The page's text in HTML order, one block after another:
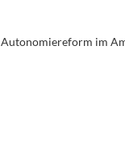
Autonomiereform im